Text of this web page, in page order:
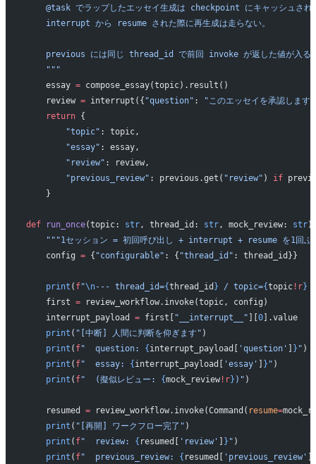
@task でラップしたエッセイ生成は checkpoint にキャッシュされ
    interrupt から resume された際に再生成は走らない。
previous には同じ thread_id で前回 invoke が返した値が入る
    """
    essay
= compose_essay(topic).result()
    review
= interrupt({ "question" :
"このエッセイを承認します
    return
{
        "topic"
: topic,
        "essay"
: essay,
        "review"
: review,
        "previous_review"
: previous.get( "review" ) if
    }
def run_once(topic: str, thread_id: str, mock_review: str)
"""1セッション = 初回呼び出し + interrupt + resume を1回ぶ
    config
= { "configurable" : { "thread_id" : thread_id}}
    print
( f"\n--- thread_id={thread_id } / topic={topic!r}
    first
= review_workflow.invoke(topic, config)
    interrupt_payload
= first[ "__interrupt__" 0].value
    print
( "[中断] 人間に判断を仰ぎます" )
    print
( f"  question: { interrupt_payload[ 'question' } " )
    print
( f"  essay: { interrupt_payload[ 'essay' } " )
    print
( f"  (擬似レビュー: {mock_review!r} )" )
    resumed
= review_workflow.invoke(Command( resume=
    print
( "[再開] ワークフロー完了" )
    print
( f"  review: { resumed[ 'review' } " )
    print
( f"  previous_review: { resumed[ 'previous_review'